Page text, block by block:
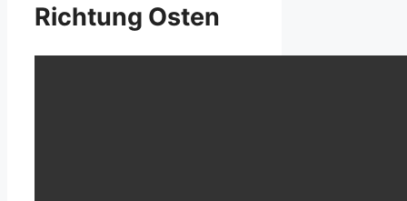
Richtung Osten